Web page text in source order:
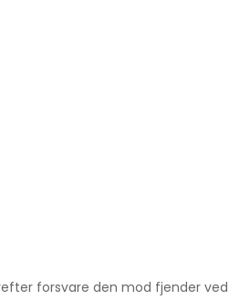
forsvare den mod fjender ved